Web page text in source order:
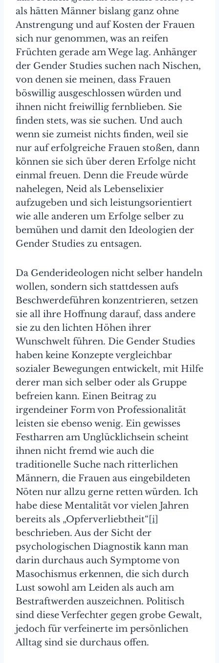
als hätten Männer bislang ganz ohne
Anstrengung und auf Kosten der Frauen
sich nur genommen, was an reifen
Früchten gerade am Wege lag. Anhänger
der Gender Studies suchen nach Nischen,
von denen sie meinen, dass Frauen
böswillig ausgeschlossen würden und
ihnen nicht freiwillig fernblieben. Sie
finden stets, was sie suchen. Und auch
wenn sie zumeist nichts finden, weil sie
nur auf erfolgreiche Frauen stoßen, dann
können sie sich über deren Erfolge nicht
einmal freuen. Denn die Freude würde
nahelegen, Neid als Lebenselixier
aufzugeben und sich leistungsorientiert
wie alle anderen um Erfolge selber zu
bemühen und damit den Ideologien der
Gender Studies zu entsagen.
Da Genderideologen nicht selber handeln
wollen, sondern sich stattdessen aufs
Beschwerdeführen konzentrieren, setzen
sie all ihre Hoffnung darauf, dass andere
sie zu den lichten Höhen ihrer
Wunschwelt führen. Die Gender Studies
haben keine Konzepte vergleichbar
sozialer Bewegungen entwickelt, mit Hilfe
derer man sich selber oder als Gruppe
befreien kann. Einen Beitrag zu
irgendeiner Form von Professionalität
leisten sie ebenso wenig. Ein gewisses
Festharren am Unglücklichsein scheint
ihnen nicht fremd wie auch die
traditionelle Suche nach ritterlichen
Männern, die Frauen aus eingebildeten
Nöten nur allzu gerne retten würden. Ich
habe diese Mentalität vor vielen Jahren
bereits als „Opferverliebtheit“ [i]
beschrieben. Aus der Sicht der
psychologischen Diagnostik kann man
darin durchaus auch Symptome von
Masochismus erkennen, die sich durch
Lust sowohl am Leiden als auch am
Bestraftwerden auszeichnen. Politisch
sind diese Verfechter gegen grobe Gewalt,
jedoch für verfeinerte im persönlichen
Alltag sind sie durchaus offen.